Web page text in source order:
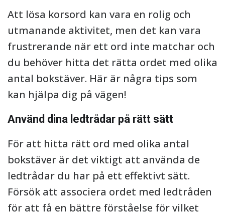
Att lösa korsord kan vara en rolig och
utmanande aktivitet, men det kan vara
frustrerande när ett ord inte matchar och
du behöver hitta det rätta ordet med olika
antal bokstäver. Här är några tips som
kan hjälpa dig på vägen!
Använd dina ledtrådar på rätt sätt
För att hitta rätt ord med olika antal
bokstäver är det viktigt att använda de
ledtrådar du har på ett effektivt sätt.
Försök att associera ordet med ledtråden
för att få en bättre förståelse för vilket